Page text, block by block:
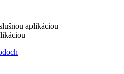
aplikáciou